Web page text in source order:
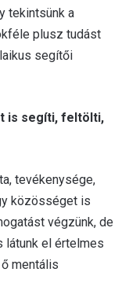
tekintsünk a
plusz tudást
segítői
is segíti, feltölti,
tevékenysége,
közösséget is
végzünk, de
látunk el értelmes
mentális